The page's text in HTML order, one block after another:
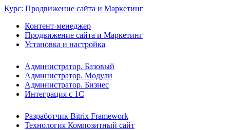
Курс: Продвижение сайта и Маркетинг
Контент-менеджер
Продвижение сайта и Маркетинг
Установка и настройка
Администратор. Базовый
Администратор. Модули
Администратор. Бизнес
Интеграция с 1С
Разработчик Bitrix Framework
Технология Композитный сайт